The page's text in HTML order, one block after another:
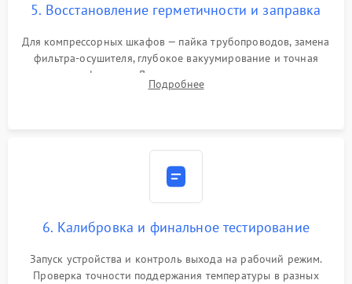
5. Восстановление герметичности и заправка
Для компрессорных шкафов — пайка трубопроводов, замена
фильтра-осушителя, глубокое вакуумирование и точная
заправка фреоном. Для термоэлектрических — замена
термопасты и герметизация охлаждающего блока.
Подробнее
6. Калибровка и финальное тестирование
Запуск устройства и контроль выхода на рабочий режим.
Проверка точности поддержания температуры в разных